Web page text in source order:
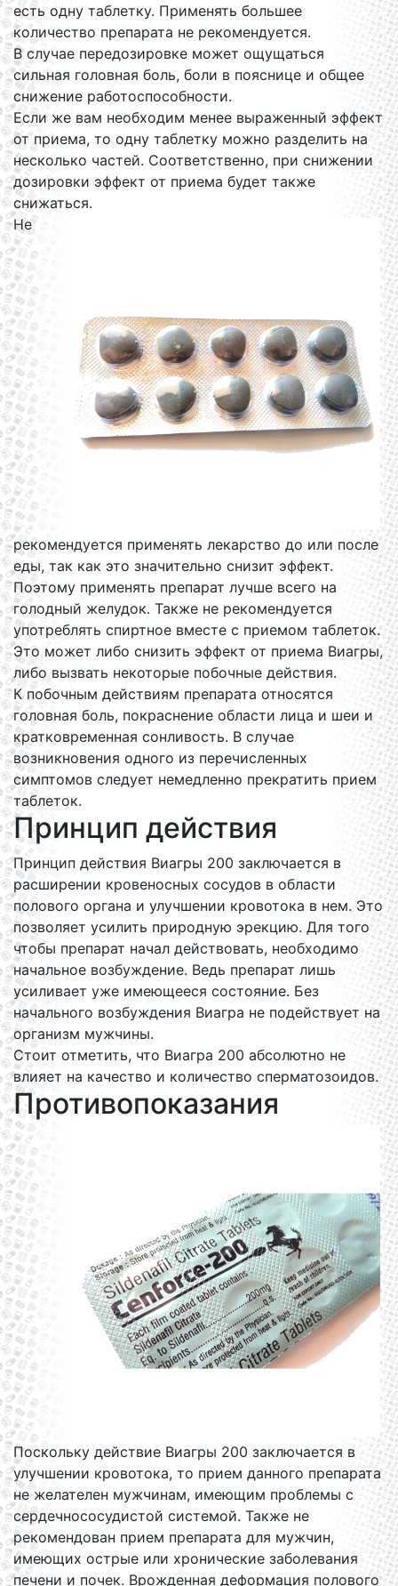
есть одну таблетку. Применять большее
количество препарата не рекомендуется.
В случае передозировке может ощущаться
сильная головная боль, боли в пояснице и общее
снижение работоспособности.
Если же вам необходим менее выраженный эффект
от приема, то одну таблетку можно разделить на
несколько частей. Соответственно, при снижении
дозировки эффект от приема будет также
снижаться.
Не
рекомендуется применять лекарство до или после
еды, так как это значительно снизит эффект.
Поэтому применять препарат лучше всего на
голодный желудок. Также не рекомендуется
употреблять спиртное вместе с приемом таблеток.
Это может либо снизить эффект от приема Виагры,
либо вызвать некоторые побочные действия.
К побочным действиям препарата относятся
головная боль, покраснение области лица и шеи и
кратковременная сонливость. В случае
возникновения одного из перечисленных
симптомов следует немедленно прекратить прием
таблеток.
Принцип действия
Принцип действия Виагры 200 заключается в
расширении кровеносных сосудов в области
полового органа и улучшении кровотока в нем. Это
позволяет усилить природную эрекцию. Для того
чтобы препарат начал действовать, необходимо
начальное возбуждение. Ведь препарат лишь
усиливает уже имеющееся состояние. Без
начального возбуждения Виагра не подействует на
организм мужчины.
Стоит отметить, что Виагра 200 абсолютно не
влияет на качество и количество сперматозоидов.
Противопоказания
Поскольку действие Виагры 200 заключается в
улучшении кровотока, то прием данного препарата
не желателен мужчинам, имеющим проблемы с
сердечнососудистой системой. Также не
рекомендован прием препарата для мужчин,
имеющих острые или хронические заболевания
печени и почек. Врожденная деформация полового